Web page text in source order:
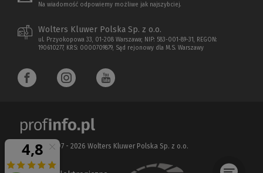
Na wiadomość odpowiemy możliwe jak najszybciej.
Wolters Kluwer Polska Sp. z o.o.
ul. Przyokopowa 33, 01-208 Warszawa; NIP: 583-001-89-31, REGON:
190610277, KRS: 0000709879, Sąd rejonowy dla M.S. Warszawy
Copyright 1997 - 2026 Wolters Kluwer Polska Sp. z o.o.